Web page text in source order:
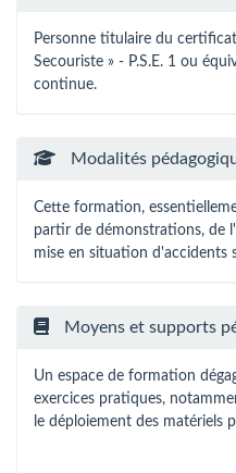
Personne titulaire du
Secouriste » - P.S.E. 1 ou
continue.
Modalités
Cette formation,
partir de démonstrations, de
mise en situation d'accidents
Moyens et supports
Un espace de formation
exercices pratiques,
le déploiement des matériels